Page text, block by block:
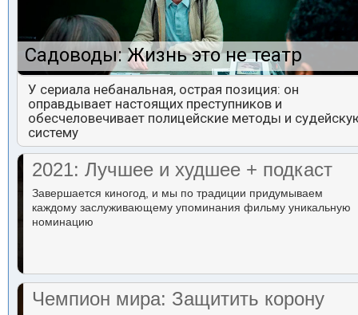
Садоводы: Жизнь это не театр
У сериала небанальная, острая позиция: он
оправдывает настоящих преступников и
обесчеловечивает полицейские методы и
систему
2021: Лучшее и худшее + подкаст
Завершается киногод, и мы по традиции придумываем
каждому заслуживающему упоминания фильму уникальную
номинацию
Чемпион мира: Защитить корону